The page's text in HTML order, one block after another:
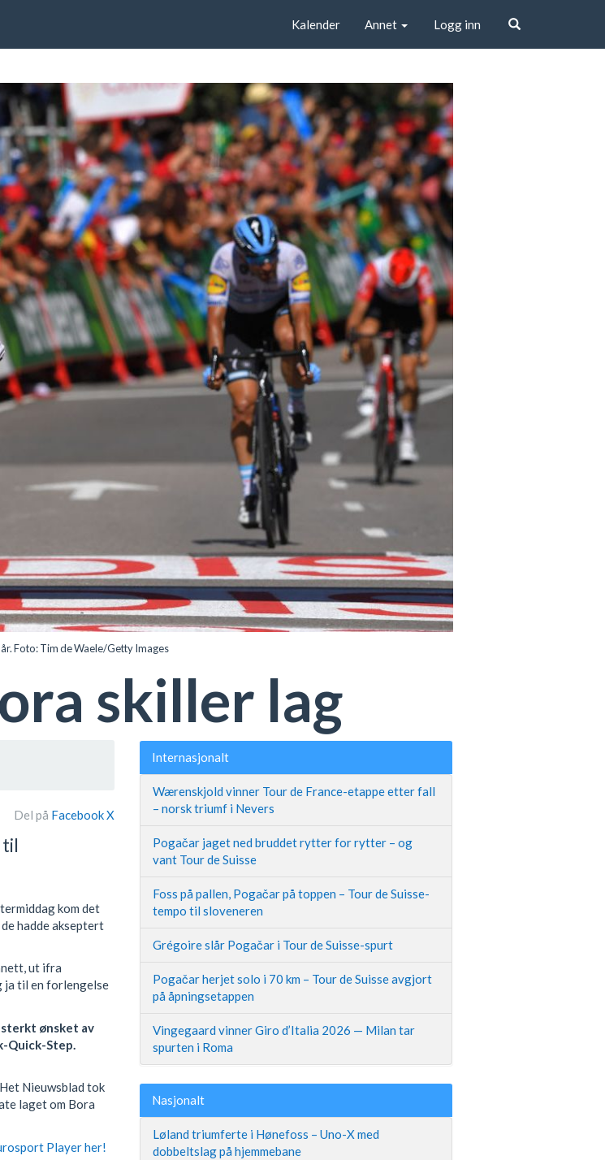
Kalender Annet Logg inn
Foto: Tim de Waele/Getty Images
skiller lag
Del på FacebookX
til
kom det
hadde akseptert
ut ifra
ja til en forlengelse
ønsket av
Quick-Step.
Nieuwsblad tok
laget om Bora
Player her!
Internasjonalt
Wærenskjold vinner Tour de France-etappe etter fall
– norsk triumf i Nevers
Pogačar jaget ned bruddet rytter for rytter – og
vant Tour de Suisse
Foss på pallen, Pogačar på toppen – Tour de Suisse-
tempo til sloveneren
Grégoire slår Pogačar i Tour de Suisse-spurt
Pogačar herjet solo i 70 km – Tour de Suisse avgjort
på åpningsetappen
Vingegaard vinner Giro d’Italia 2026 — Milan tar
spurten i Roma
Nasjonalt
Løland triumferte i Hønefoss – Uno-X med
dobbeltslag på hjemmebane